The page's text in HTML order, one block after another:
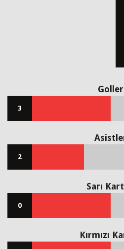
Goller
3
2
Sarı
0
Kırmızı